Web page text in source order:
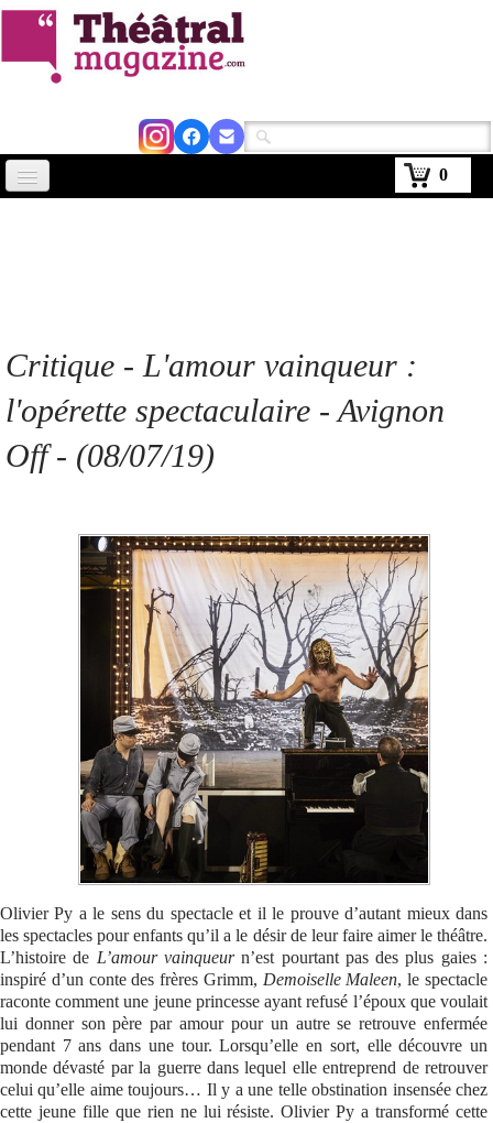
0
Agenda
Kiosque
Abonnement
Se connecter
Critique - L'amour vainqueur :
l'opérette spectaculaire - Avignon
Off - (08/07/19)
Olivier Py a le sens du spectacle et il le prouve d’autant mieux dans
les spectacles pour enfants qu’il a le désir de leur faire aimer le théâtre.
L’histoire de L’amour vainqueurn’est pourtant pas des plus gaies :
inspiré d’un conte des frères Grimm, Demoiselle Maleen, le spectacle
raconte comment une jeune princesse ayant refusé l’époux que voulait
lui donner son père par amour pour un autre se retrouve enfermée
pendant 7 ans dans une tour. Lorsqu’elle en sort, elle découvre un
monde dévasté par la guerre dans lequel elle entreprend de retrouver
celui qu’elle aime toujours… Il y a une telle obstination insensée chez
cette jeune fille que rien ne lui résiste. Olivier Py a transformé cette